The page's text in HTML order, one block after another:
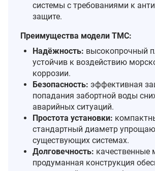
системы с требованиями к
защите.
Преимущества модели TMC:
Надёжность: высокопрочный
устойчив к воздействию
коррозии.
Безопасность: эффективная
попадания забортной воды
аварийных ситуаций.
Простота установки:
стандартный диаметр
существующих системах.
Долговечность: качественные
продуманная конструкция